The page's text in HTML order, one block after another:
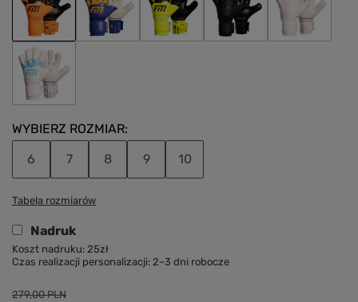
WYBIERZ ROZMIAR
6
7 8 9 10
Tabela rozmiarów
Nadruk
Koszt nadruku: 25zł
Czas realizacji personalizacji: 2–3 dni robocze
279,00 PLN